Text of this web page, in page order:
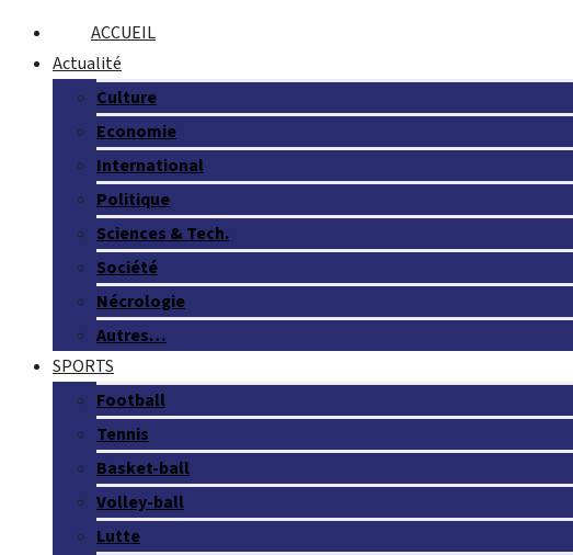
ACCUEIL
Actualité
Culture
Economie
International
Politique
Sciences & Tech.
Société
Nécrologie
Autres…
SPORTS
Football
Tennis
Basket-ball
Volley-ball
Lutte